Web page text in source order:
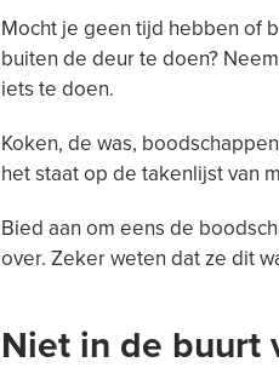
Mocht je geen tijd hebben of
buiten de deur te doen?
iets te doen.
Koken, de was,
het staat op de takenlijst van
Bied aan om eens de
over. Zeker weten dat ze dit
Niet in de buurt